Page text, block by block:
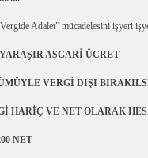
Adalet” mücadelesini işyeri
ASGARİ ÜCRET
VERGİ DIŞI
HARİÇ VE NET OLARAK
NET